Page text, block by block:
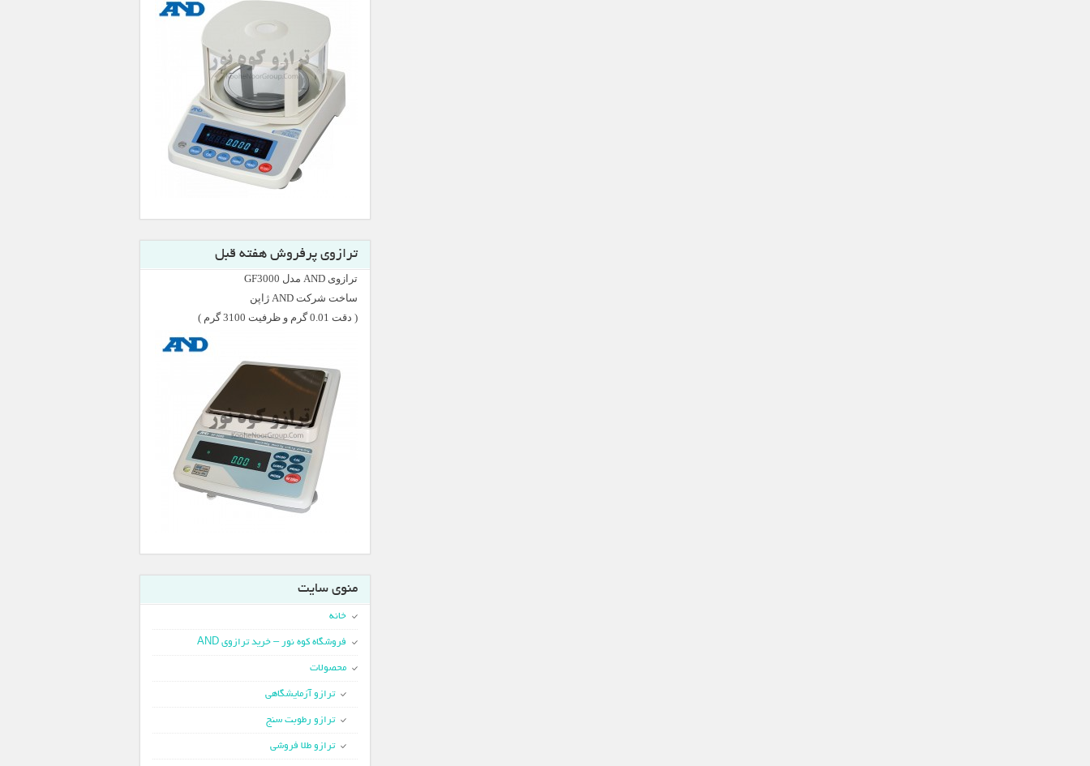
ترازوی پرفروش هفته قبل
ترازوی AND مدل GF3000
ساخت شرکت AND ژاپن
( دقت 0.01 گرم و ظرفیت 3100 گرم )
منوی سایت
خانه
فروشگاه کوه نور – خرید ترازوی AND
محصولات
ترازو آزمایشگاهی
ترازو رطوبت سنج
ترازو طلا فروشی